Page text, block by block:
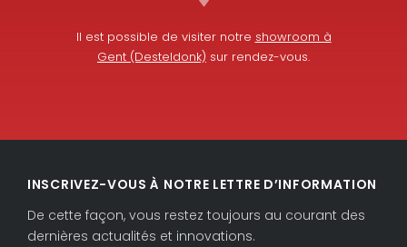
Il est possible de visiter notre showroom à
Gent (Desteldonk) sur rendez-vous.
INSCRIVEZ-VOUS À NOTRE LETTRE D’INFORMATION
De cette façon, vous restez toujours au courant des
dernières actualités et innovations.
n
k
c
e